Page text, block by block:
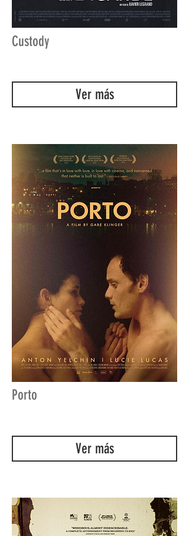
Custody
Ver más
Porto
Ver más